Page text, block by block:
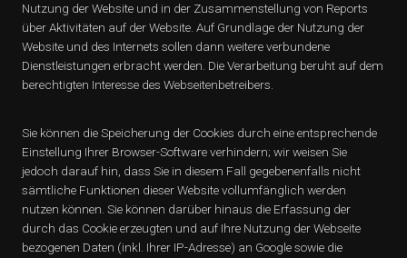
Nutzung der Website und in der Zusammenstellung von Reports
über Aktivitäten auf der Website. Auf Grundlage der Nutzung der
Website und des Internets sollen dann weitere verbundene
Dienstleistungen erbracht werden. Die Verarbeitung beruht auf dem
berechtigten Interesse des Webseitenbetreibers.
Sie können die Speicherung der Cookies durch eine entsprechende
Einstellung Ihrer Browser-Software verhindern; wir weisen Sie
jedoch darauf hin, dass Sie in diesem Fall gegebenenfalls nicht
sämtliche Funktionen dieser Website vollumfänglich werden
nutzen können. Sie können darüber hinaus die Erfassung der
durch das Cookie erzeugten und auf Ihre Nutzung der Webseite
bezogenen Daten (inkl. Ihrer IP-Adresse) an Google sowie die